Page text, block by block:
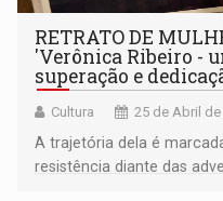
RETRATO DE
'Verônica Ribeiro -
superação e
Cultura 25 de Abril
A trajetória dela é
resistência diante das